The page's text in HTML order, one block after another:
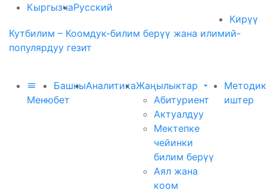
КыргызчаРусский
Кирүү
Кутбилим – Коомдук-билим берүү жана илимий-
популярдуу гезит
Меню
Башкы
бет
АналитикаЖаңылыктар
Абитуриент
Актуалдуу
Мектепке
чейинки
билим берүү
Аял жана
коом
иштер